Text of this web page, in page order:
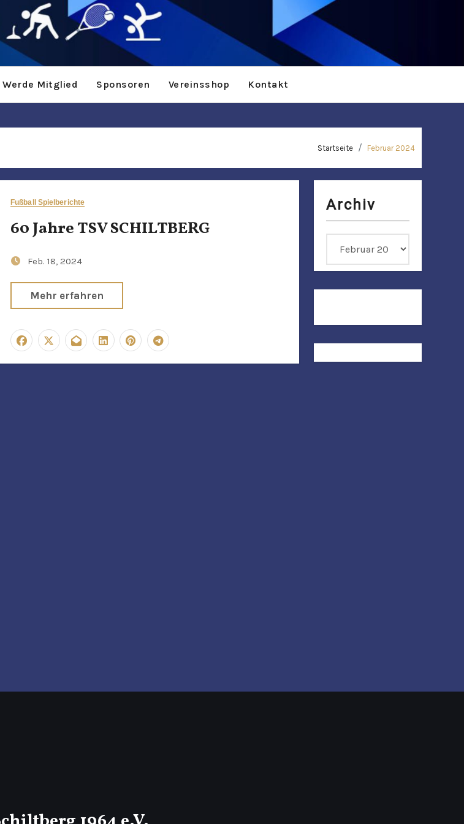
Werde Mitglied Sponsoren Vereinsshop Kontakt
Startseite Februar 2024
Fußball Spielberichte
60 Jahre TSV SCHILTBERG
Feb. 18, 2024
Mehr erfahren
Archiv